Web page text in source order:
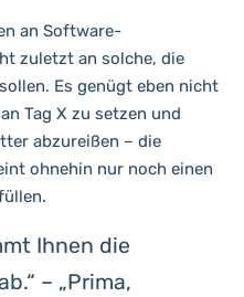
an Software-
zuletzt an solche, die
Es genügt eben nicht
Tag X zu setzen und
abzureißen – die
ohnehin nur noch einen
Ihnen die
– „Prima,